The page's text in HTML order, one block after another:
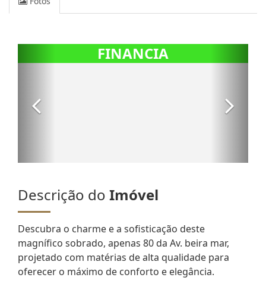
Descrição do Imóvel
Descubra o charme e a sofisticação deste
magnífico sobrado, apenas 80 da Av. beira mar,
projetado com matérias de alta qualidade para
oferecer o máximo de conforto e elegância.